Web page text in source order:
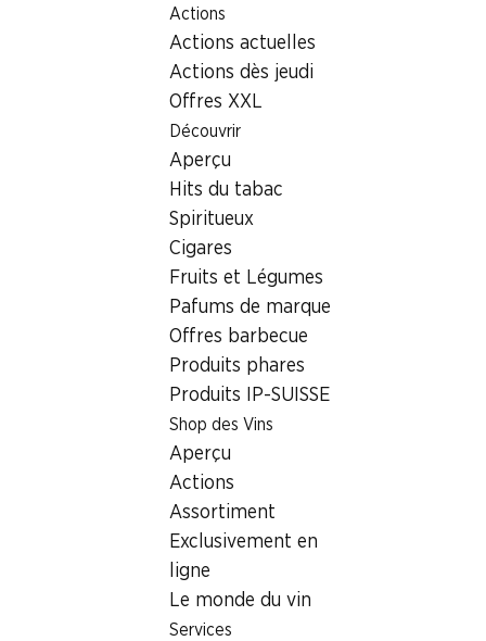
Actions
Actions actuelles
Actions dès jeudi
Offres XXL
Découvrir
Aperçu
Hits du tabac
Spiritueux
Cigares
Fruits et Légumes
Pafums de marque
Offres barbecue
Produits phares
Produits IP-SUISSE
Shop des Vins
Aperçu
Actions
Assortiment
Exclusivement en
ligne
Le monde du vin
Services
Localisateur de succursales
Succursale Denner Route d'Englisberg 15b, 1763 Granges-
1763 Granges-Paccot,
Conforama Granges-Paccot
Succursale Denner
Route d'Englisberg 15b, 1763 Granges-Paccot
Voir l’itinéraire
Heures d'ouverture